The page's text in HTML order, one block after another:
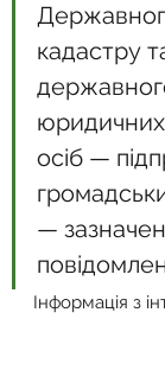
кадастру
юридичних
осіб —
—
Інформація з